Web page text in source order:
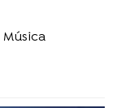
Música